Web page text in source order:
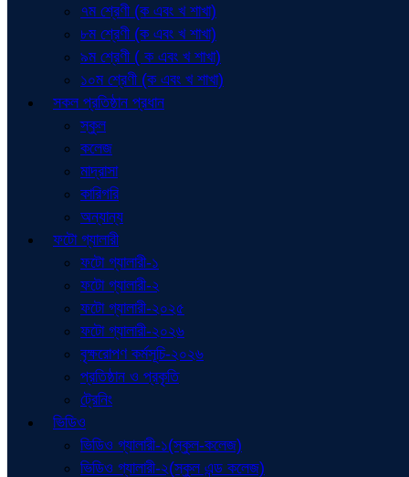
৭ম শ্রেণী (ক এবং খ শাখা)
৮ম শ্রেণী (ক এবং খ শাখা)
৯ম শ্রেণী ( ক এবং খ শাখা)
১০ম শ্রেণী (ক এবং খ শাখা)
সকল প্রতিষ্ঠান প্রধান
স্কুল
কলেজ
মাদ্রাসা
কারিগরি
অন্যান্য
ফটো গ্যালারী
ফটো গ্যালারী-১
ফটো গ্যালারী-২
ফটো গ্যালারী-২০২৫
ফটো গ্যালারী-২০২৬
বৃক্ষরোপণ কর্মসূচি-২০২৬
প্রতিষ্ঠান ও প্রকৃতি
ট্রেনিং
ভিডিও
ভিডিও গ্যালারী-১(স্কুল-কলেজ)
ভিডিও গ্যালারী-২(স্কুল এন্ড কলেজ)